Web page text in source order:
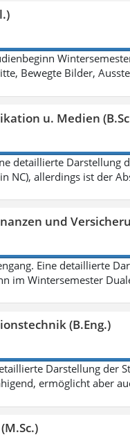
Bewegte Bilder,
u. Medien
detaillierte Darstellung
NC), allerdings ist der
und
Eine detaillierte
im Wintersemester
(B.Eng.)
Darstellung der
ermöglicht aber